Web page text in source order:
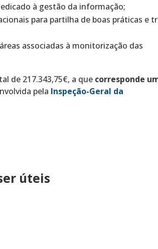
à gestão da informação;
para partilha de boas práticas e
associadas à monitorização das
de 217.343,75€, a que corresponde
pela Inspeção-Geral da
úteis